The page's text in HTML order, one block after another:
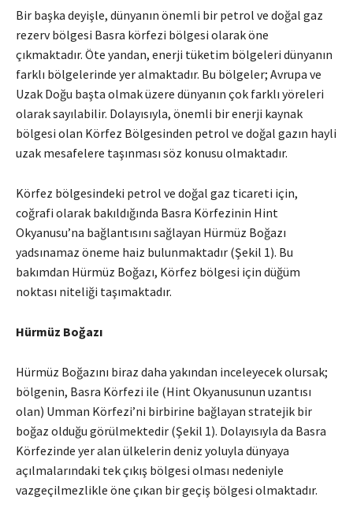
Bir başka deyişle, dünyanın önemli bir petrol ve doğal gaz
rezerv bölgesi Basra körfezi bölgesi olarak öne
çıkmaktadır. Öte yandan, enerji tüketim bölgeleri dünyanın
farklı bölgelerinde yer almaktadır. Bu bölgeler; Avrupa ve
Uzak Doğu başta olmak üzere dünyanın çok farklı yöreleri
olarak sayılabilir. Dolayısıyla, önemli bir enerji kaynak
bölgesi olan Körfez Bölgesinden petrol ve doğal gazın hayli
uzak mesafelere taşınması söz konusu olmaktadır.
Körfez bölgesindeki petrol ve doğal gaz ticareti için,
coğrafi olarak bakıldığında Basra Körfezinin Hint
Okyanusu’na bağlantısını sağlayan Hürmüz Boğazı
yadsınamaz öneme haiz bulunmaktadır (Şekil 1). Bu
bakımdan Hürmüz Boğazı, Körfez bölgesi için düğüm
noktası niteliği taşımaktadır.
Hürmüz Boğazı
Hürmüz Boğazını biraz daha yakından inceleyecek olursak;
bölgenin, Basra Körfezi ile (Hint Okyanusunun uzantısı
olan) Umman Körfezi’ni birbirine bağlayan stratejik bir
boğaz olduğu görülmektedir (Şekil 1). Dolayısıyla da Basra
Körfezinde yer alan ülkelerin deniz yoluyla dünyaya
açılmalarındaki tek çıkış bölgesi olması nedeniyle
vazgeçilmezlikle öne çıkan bir geçiş bölgesi olmaktadır.